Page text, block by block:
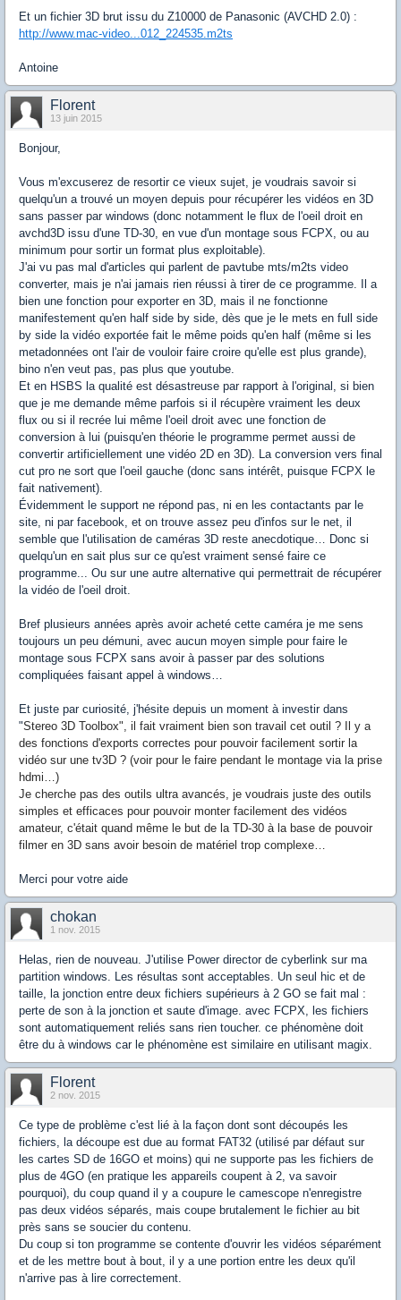
Et un fichier 3D brut issu du Z10000 de Panasonic (AVCHD 2.0) :
http://www.mac-video...012_224535.m2ts
Antoine
Florent
13 juin 2015
Bonjour,
Vous m'excuserez de resortir ce vieux sujet, je voudrais savoir si
quelqu'un a trouvé un moyen depuis pour récupérer les vidéos en 3D
sans passer par windows (donc notamment le flux de l'oeil droit en
avchd3D issu d'une TD-30, en vue d'un montage sous FCPX, ou au
minimum pour sortir un format plus exploitable).
J'ai vu pas mal d'articles qui parlent de pavtube mts/m2ts video
converter, mais je n'ai jamais rien réussi à tirer de ce programme. Il a
bien une fonction pour exporter en 3D, mais il ne fonctionne
manifestement qu'en half side by side, dès que je le mets en full side
by side la vidéo exportée fait le même poids qu'en half (même si les
metadonnées ont l'air de vouloir faire croire qu'elle est plus grande),
bino n'en veut pas, pas plus que youtube.
Et en HSBS la qualité est désastreuse par rapport à l'original, si bien
que je me demande même parfois si il récupère vraiment les deux
flux ou si il recrée lui même l'oeil droit avec une fonction de
conversion à lui (puisqu'en théorie le programme permet aussi de
convertir artificiellement une vidéo 2D en 3D). La conversion vers final
cut pro ne sort que l'oeil gauche (donc sans intérêt, puisque FCPX le
fait nativement).
Évidemment le support ne répond pas, ni en les contactants par le
site, ni par facebook, et on trouve assez peu d'infos sur le net, il
semble que l'utilisation de caméras 3D reste anecdotique… Donc si
quelqu'un en sait plus sur ce qu'est vraiment sensé faire ce
programme... Ou sur une autre alternative qui permettrait de récupérer
la vidéo de l'oeil droit.
Bref plusieurs années après avoir acheté cette caméra je me sens
toujours un peu démuni, avec aucun moyen simple pour faire le
montage sous FCPX sans avoir à passer par des solutions
compliquées faisant appel à windows…
Et juste par curiosité, j'hésite depuis un moment à investir dans
"Stereo 3D Toolbox", il fait vraiment bien son travail cet outil ? Il y a
des fonctions d'exports correctes pour pouvoir facilement sortir la
vidéo sur une tv3D ? (voir pour le faire pendant le montage via la prise
hdmi…)
Je cherche pas des outils ultra avancés, je voudrais juste des outils
simples et efficaces pour pouvoir monter facilement des vidéos
amateur, c'était quand même le but de la TD-30 à la base de pouvoir
filmer en 3D sans avoir besoin de matériel trop complexe…
Merci pour votre aide
chokan
1 nov. 2015
Helas, rien de nouveau. J'utilise Power director de cyberlink sur ma
partition windows. Les résultas sont acceptables. Un seul hic et de
taille, la jonction entre deux fichiers supérieurs à 2 GO se fait mal :
perte de son à la jonction et saute d'image. avec FCPX, les fichiers
sont automatiquement reliés sans rien toucher. ce phénomène doit
être du à windows car le phénomène est similaire en utilisant magix.
Florent
2 nov. 2015
Ce type de problème c'est lié à la façon dont sont découpés les
fichiers, la découpe est due au format FAT32 (utilisé par défaut sur
les cartes SD de 16GO et moins) qui ne supporte pas les fichiers de
plus de 4GO (en pratique les appareils coupent à 2, va savoir
pourquoi), du coup quand il y a coupure le camescope n'enregistre
pas deux vidéos séparés, mais coupe brutalement le fichier au bit
près sans se soucier du contenu.
Du coup si ton programme se contente d'ouvrir les vidéos séparément
et de les mettre bout à bout, il y a une portion entre les deux qu'il
n'arrive pas à lire correctement.